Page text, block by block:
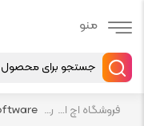
فروشگاه اچ استوک بازار انلاین تجهیزات کامپیوتر استوک رسانه